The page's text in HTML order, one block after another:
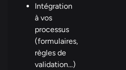
Intégration
à vos
processus
(formulaires,
règles de
validation…)